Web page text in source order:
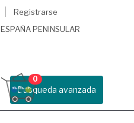
Registrarse
ESPAÑA PENINSULAR
Busqueda avanzada
0